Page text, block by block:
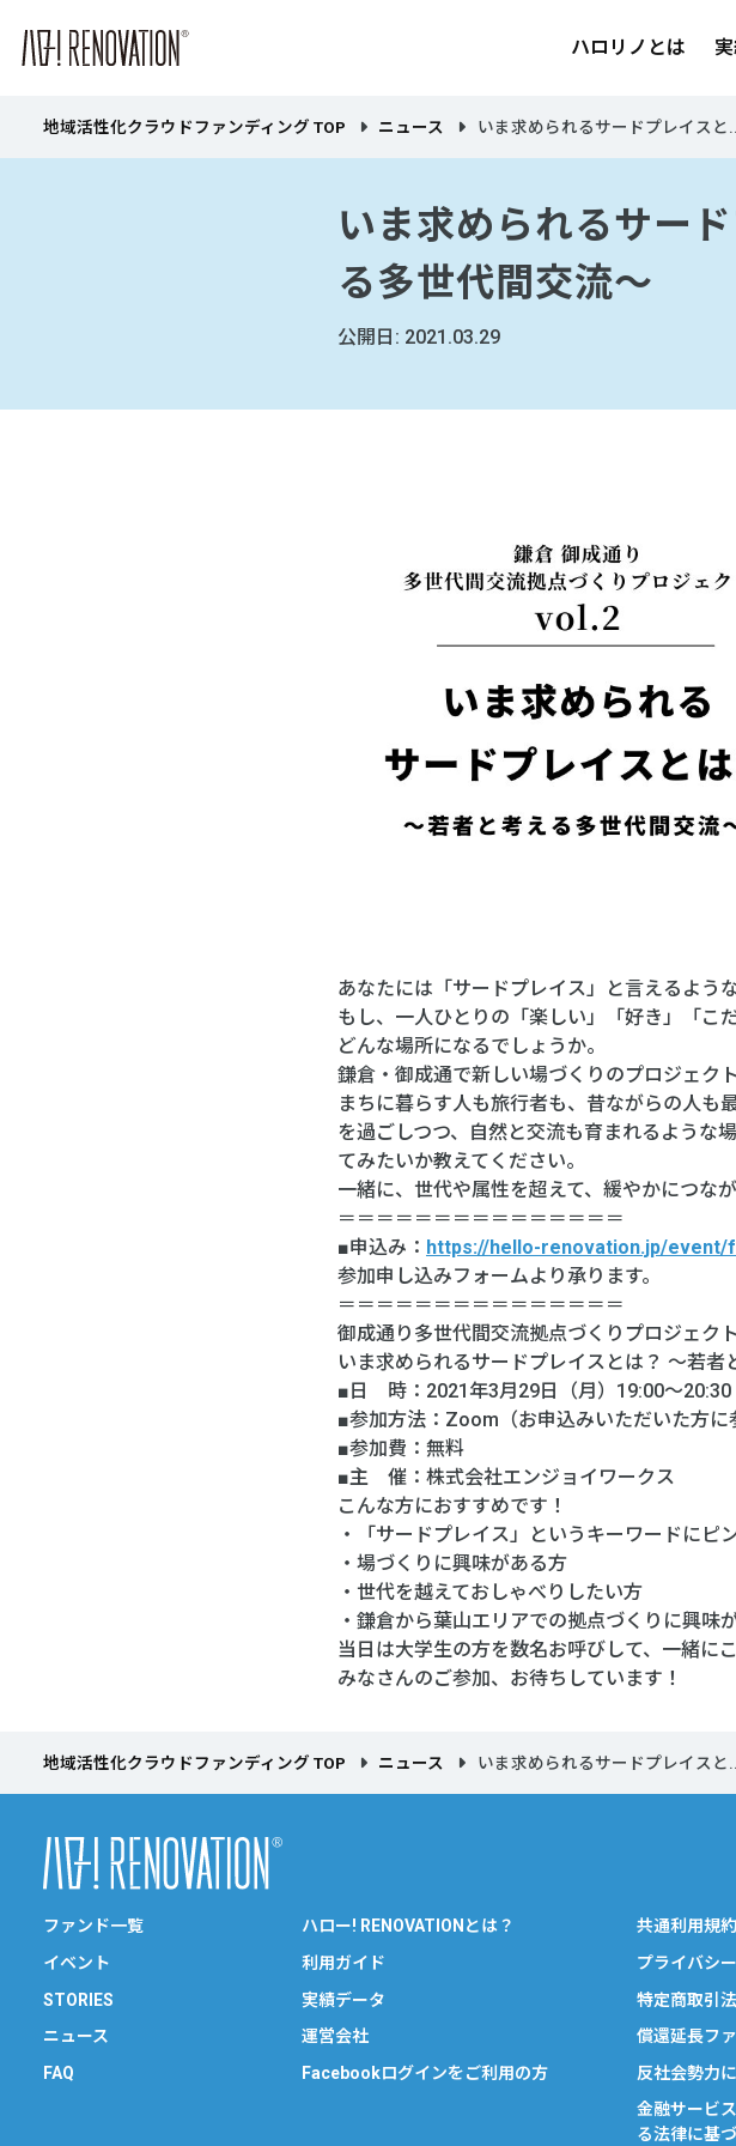
ハロリノとは
地域活性化クラウドファンディング TOP ニュース いま求められるサードプレイスと...
いま求められるサー
る多世代間交流～
公開日: 2021.03.29
あなたには「サードプレイス」と言えるよう
もし、一人ひとりの「楽しい」「好き」「こ
どんな場所になるでしょうか。
鎌倉・御成通で新しい場づくりのプロジェクト
まちに暮らす人も旅行者も、昔ながらの人も
を過ごしつつ、自然と交流も育まれるような
てみたいか教えてください。
一緒に、世代や属性を超えて、緩やかにつな
＝＝＝＝＝＝＝＝＝＝＝＝＝＝＝
■申込み： https://hello-renovation.jp/event/
参加申し込みフォームより承ります。
＝＝＝＝＝＝＝＝＝＝＝＝＝＝＝
御成通り多世代間交流拠点づくりプロジェク
いま求められるサードプレイスとは？ ～若者
■日 時：2021年3月29日（月）19:00～20:30
■参加方法：Zoom（お申込みいただいた方に
■参加費：無料
■主 催：株式会社エンジョイワークス
こんな方におすすめです！
・「サードプレイス」というキーワードにピ
・場づくりに興味がある方
・世代を越えておしゃべりしたい方
・鎌倉から葉山エリアでの拠点づくりに興味
当日は大学生の方を数名お呼びして、一緒に
みなさんのご参加、お待ちしています！
地域活性化クラウドファンディング TOP ニュース いま求められるサードプレイスと...
ファンド一覧
イベント
STORIES
ニュース
FAQ
ハロー! RENOVATIONとは？
利用ガイド
実績データ
運営会社
Facebookログインをご利用の方
共通利用規約
プライバシ
特定商取引
償還延長フ
反社会勢力
金融サービ
る法律に基